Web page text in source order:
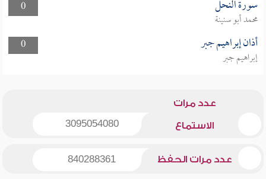
0
سورة النحل
محمد أبو سنينة
0
أذان إبراهيم جبر
إبراهيم جبر
عدد مرات
الاستماع 3095054080
عدد مرات الحفظ 840288361